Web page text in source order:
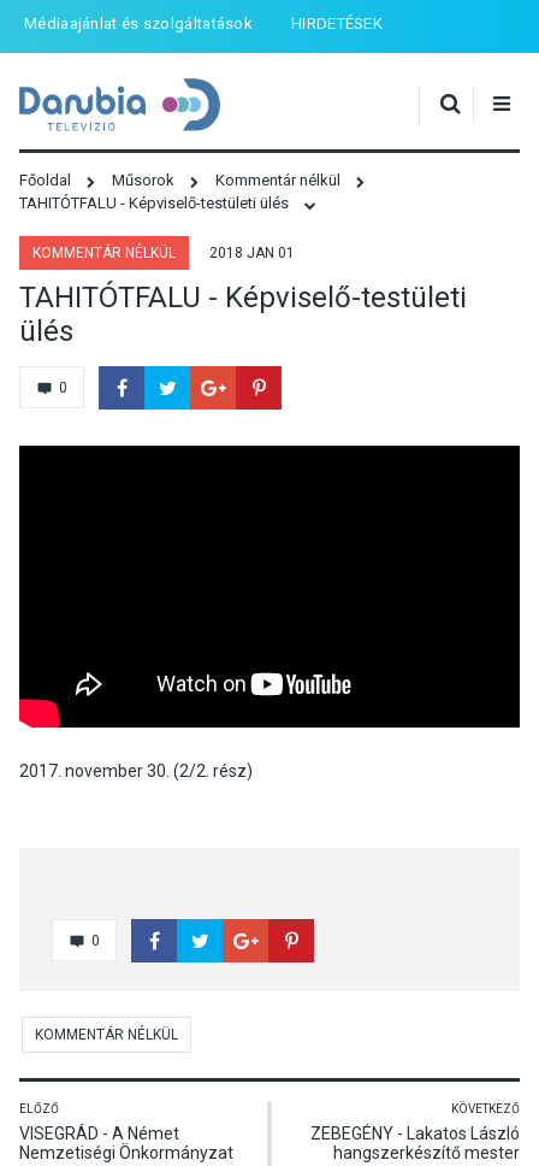
Médiaajánlat és szolgáltatások HIRDETÉSEK
Főoldal Műsorok
Kommentár nélkül
TAHITÓTFALU - Képviselő-testületi ülés
KOMMENTÁR NÉLKÜL 2018 JAN 01
TAHITÓTFALU - Képviselő-testületi
ülés
0
2017. november 30. (2/2. rész)
0
KOMMENTÁR NÉLKÜL
ELŐZŐ
VISEGRÁD - A Német
Nemzetiségi Önkormányzat
KÖVETKEZŐ
ZEBEGÉNY - Lakatos László
hangszerkészítő mester